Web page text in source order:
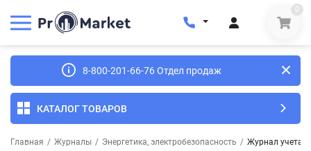
0
8-800-201-66-76 Отдел продаж
КАТАЛОГ ТОВАРОВ
Главная / Журналы / Энергетика, электробезопасность / Журнал учета